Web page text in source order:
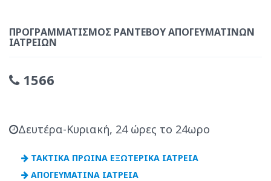
ΠΡΟΓΡΑΜΜΑΤΙΣΜΌΣ ΡΑΝΤΕΒΟΎ ΑΠΟΓΕΥΜΑΤΙΝΏΝ
ΙΑΤΡΕΊΩΝ
1566
Δευτέρα-Κυριακή, 24 ώρες το 24ωρο
ΤΑΚΤΙΚΑ ΠΡΩΙΝΑ ΕΞΩΤΕΡΙΚΑ ΙΑΤΡΕΙΑ
ΑΠΟΓΕΥΜΑΤΙΝΑ ΙΑΤΡΕΙΑ